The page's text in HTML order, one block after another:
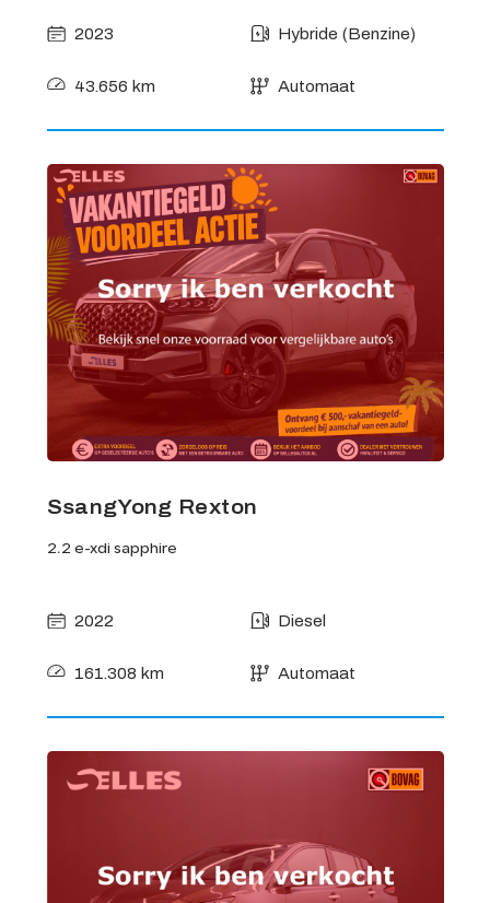
2023 Hybride (Benzine)
43.656 km Automaat
SsangYong Rexton
2.2 e-xdi sapphire
2022 Diesel
161.308 km Automaat